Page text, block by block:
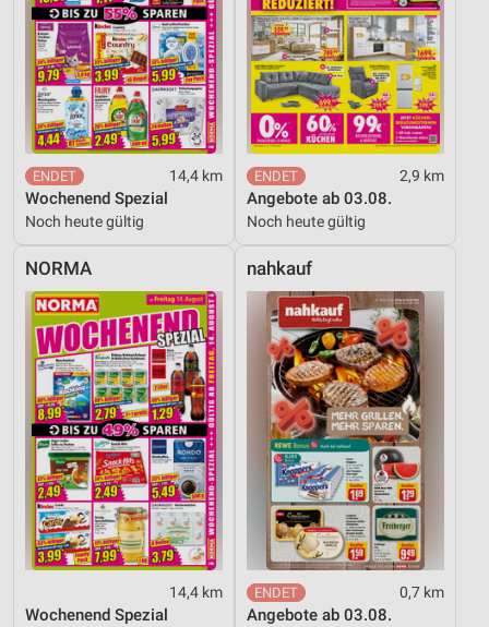
14,4 km
Wochenend Spezial
Noch heute gültig
2,9 km
Angebote ab 03.08.
Noch heute gültig
NORMA
14,4 km
Wochenend Spezial
nahkauf
0,7 km
Angebote ab 03.08.